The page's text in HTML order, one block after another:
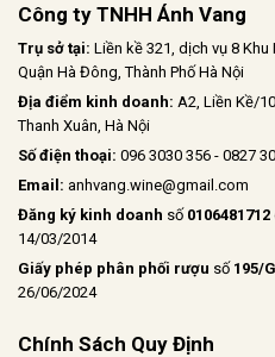
Công ty TNHH Ánh Vang
Trụ sở tại: Liền kề 321, dịch vụ 8
Quận Hà Đông, Thành Phố Hà Nội
Địa điểm kinh doanh: A2, Liền Kề/
Thanh Xuân, Hà Nội
Số điện thoại: 096 3030 356 - 0827
Email: anhvang.wine@gmail.com
Đăng ký kinh doanh số 0106481712
14/03/2014
Giấy phép phân phối rượu số 195/
26/06/2024
Chính Sách Quy Định